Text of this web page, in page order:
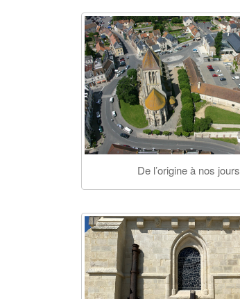
De l’origine à nos jours